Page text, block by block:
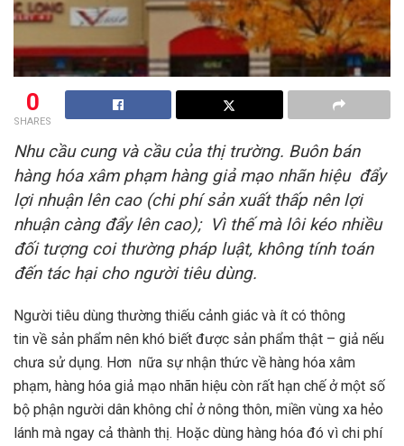
0
SHARES
Nhu cầu cung và cầu của thị trường. Buôn bán
hàng hóa xâm phạm hàng giả mạo nhãn hiệu đẩy
lợi nhuận lên cao (chi phí sản xuất thấp nên lợi
nhuận càng đẩy lên cao); Vì thế mà lôi kéo nhiều
đối tượng coi thường pháp luật, không tính toán
đến tác hại cho người tiêu dùng.
Người tiêu dùng thường thiếu cảnh giác và ít có thông
tin về sản phẩm nên khó biết được sản phẩm thật – giả nếu
chưa sử dụng. Hơn nữa sự nhận thức về hàng hóa xâm
phạm, hàng hóa giả mạo nhãn hiệu còn rất hạn chế ở một số
bộ phận người dân không chỉ ở nông thôn, miền vùng xa hẻo
lánh mà ngay cả thành thị. Hoặc dùng hàng hóa đó vì chi phí